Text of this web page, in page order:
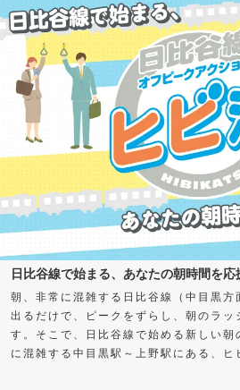
まざまなグルメの“通（ツウ）”に“推し”
ない、超オススメスポット＆グルメを
カテゴリーがあったら、ぜひチェック
日比谷線で始まる、あなたの朝時間を応
朝、非常に混雑する日比谷線（中目黒方
出るだけで、ピークをずらし、朝のラッ
す。そこで、日比谷線で始める新しい朝
に混雑する中目黒駅～上野駅にある、